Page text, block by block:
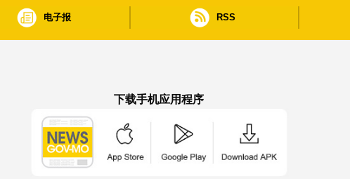
电子报 RSS
下载手机应用程序